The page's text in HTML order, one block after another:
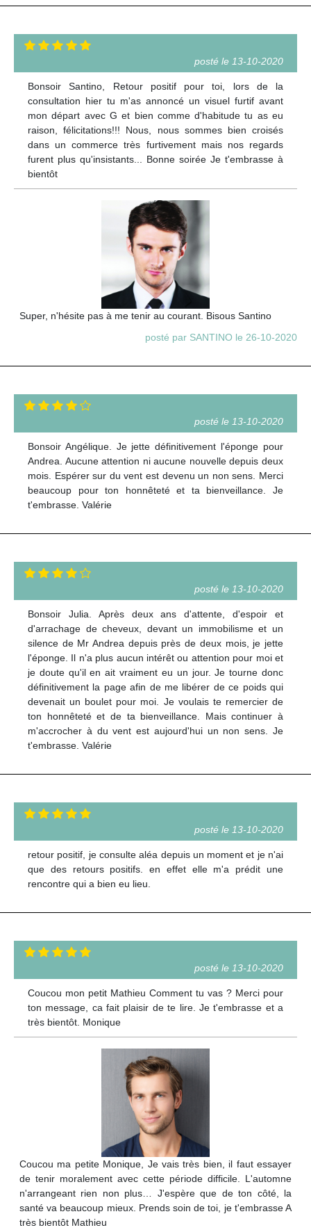
posté le 13-10-2020
Bonsoir Santino, Retour positif pour toi, lors de la
consultation hier tu m'as annoncé un visuel furtif avant
mon départ avec G et bien comme d'habitude tu as eu
raison, félicitations!!! Nous, nous sommes bien croisés
dans un commerce très furtivement mais nos regards
furent plus qu'insistants... Bonne soirée Je t'embrasse à
bientôt
Super, n'hésite pas à me tenir au courant. Bisous Santino
posté par SANTINO le 26-10-2020
posté le 13-10-2020
Bonsoir Angélique. Je jette définitivement l'éponge pour
Andrea. Aucune attention ni aucune nouvelle depuis deux
mois. Espérer sur du vent est devenu un non sens. Merci
beaucoup pour ton honnêteté et ta bienveillance. Je
t'embrasse. Valérie
posté le 13-10-2020
Bonsoir Julia. Après deux ans d'attente, d'espoir et
d'arrachage de cheveux, devant un immobilisme et un
silence de Mr Andrea depuis près de deux mois, je jette
l'éponge. Il n'a plus aucun intérêt ou attention pour moi et
je doute qu'il en ait vraiment eu un jour. Je tourne donc
définitivement la page afin de me libérer de ce poids qui
devenait un boulet pour moi. Je voulais te remercier de
ton honnêteté et de ta bienveillance. Mais continuer à
m'accrocher à du vent est aujourd'hui un non sens. Je
t'embrasse. Valérie
posté le 13-10-2020
retour positif, je consulte aléa depuis un moment et je n'ai
que des retours positifs. en effet elle m'a prédit une
rencontre qui a bien eu lieu.
posté le 13-10-2020
Coucou mon petit Mathieu Comment tu vas ? Merci pour
ton message, ca fait plaisir de te lire. Je t'embrasse et a
très bientôt. Monique
Coucou ma petite Monique, Je vais très bien, il faut essayer
de tenir moralement avec cette période difficile. L'automne
n'arrangeant rien non plus… J'espère que de ton côté, la
santé va beaucoup mieux. Prends soin de toi, je t'embrasse A
très bientôt Mathieu